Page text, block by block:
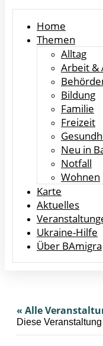
Home
Themen
Alltag
Arbeit &
Bildung
Familie
Freizeit
Neu in
Notfall
Wohnen
Karte
Aktuelles
Ukraine-Hilfe
Über BAmigra
« Alle
Diese